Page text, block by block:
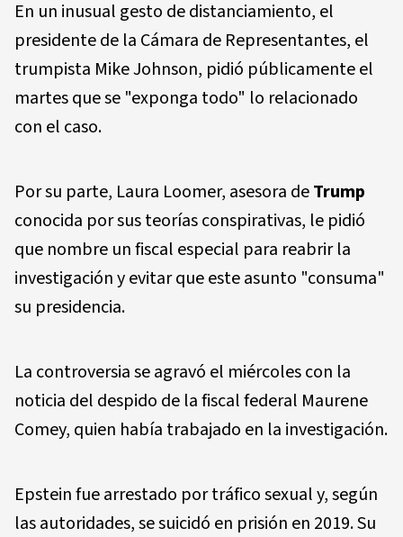
En un inusual gesto de distanciamiento, el
presidente de la Cámara de Representantes, el
trumpista Mike Johnson, pidió públicamente el
martes que se "exponga todo" lo relacionado
con el caso.
Por su parte, Laura Loomer, asesora deTrump
conocida por sus teorías conspirativas, le pidió
que nombre un fiscal especial para reabrir la
investigación y evitar que este asunto "consuma"
su presidencia.
La controversia se agravó el miércoles con la
noticia del despido de la fiscal federal Maurene
Comey, quien había trabajado en la investigación.
Epstein fue arrestado por tráfico sexual y, según
las autoridades, se suicidó en prisión en 2019. Su